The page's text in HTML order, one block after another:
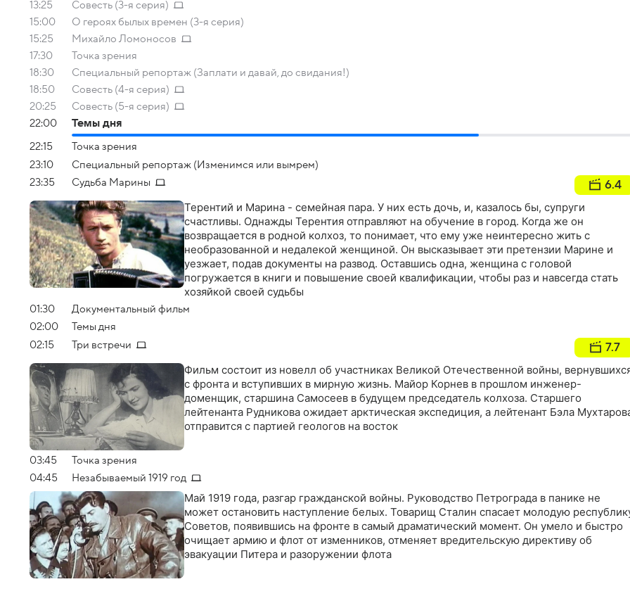
13:25
Совесть (3-я серия)
15:00
О героях былых времен (3-я серия)
15:25
Михайло Ломоносов
17:30
Точка зрения
18:30
Специальный репортаж (Заплати и давай, до свидания!)
18:50
Совесть (4-я серия)
20:25
Совесть (5-я серия)
22:00
Темы дня
22:15
Точка зрения
23:10
Специальный репортаж (Изменимся или вымрем)
23:35
Судьба Марины 6.4
Терентий и Марина - семейная пара. У них есть дочь, и, казалось бы, супруги
счастливы. Однажды Терентия отправляют на обучение в город. Когда же он
возвращается в родной колхоз, то понимает, что ему уже неинтересно жить с
необразованной и недалекой женщиной. Он высказывает эти претензии Марине и
уезжает, подав документы на развод. Оставшись одна, женщина с головой
погружается в книги и повышение своей квалификации, чтобы раз и навсегда стать
хозяйкой своей судьбы
01:30
Документальный фильм
02:00
Темы дня
02:15
Три встречи 7.7
Фильм состоит из новелл об участниках Великой Отечественной войны,
с фронта и вступивших в мирную жизнь. Майор Корнев в прошлом инженер-
доменщик, старшина Самосеев в будущем председатель колхоза. Старшего
лейтенанта Рудникова ожидает арктическая экспедиция, а лейтенант Бэла
отправится с партией геологов на восток
03:45
Точка зрения
04:45
Незабываемый 1919 год
Май 1919 года, разгар гражданской войны. Руководство Петрограда в панике не
может остановить наступление белых. Товарищ Сталин спасает молодую
Советов, появившись на фронте в самый драматический момент. Он умело и быстро
очищает армию и флот от изменников, отменяет вредительскую директиву об
эвакуации Питера и разоружении флота